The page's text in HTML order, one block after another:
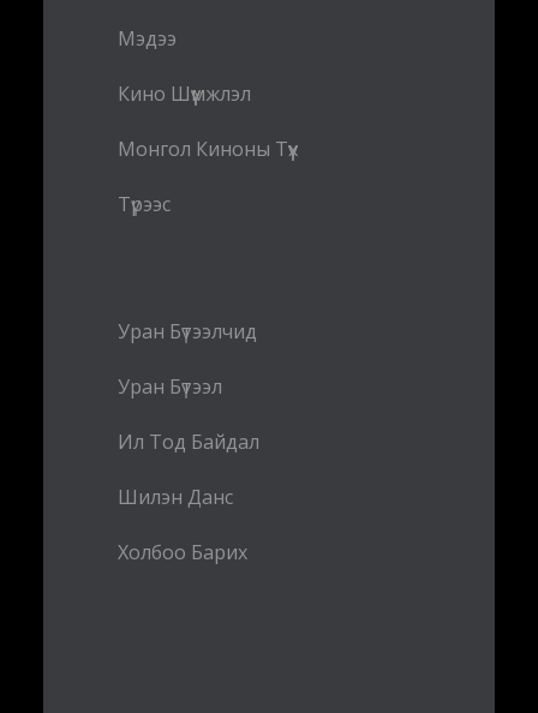
Мэдээ
Кино Шүүмжлэл
Монгол Киноны Түүх
Түрээс
Уран Бүтээлчид
Уран Бүтээл
Ил Тод Байдал
Шилэн Данс
Холбоо Барих